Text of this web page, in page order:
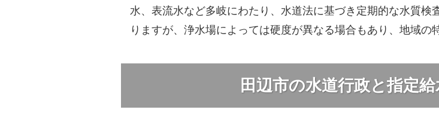
水、表流水など多岐にわたり、水道法に基づき定期的な水質
りますが、浄水場によっては硬度が異なる場合もあり、地域の
田辺市の水道行政と指定